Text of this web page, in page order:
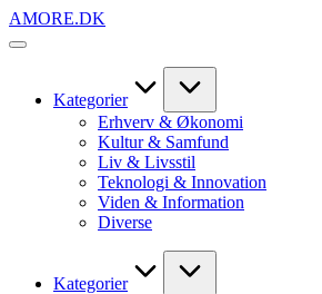
Skip
to
AMORE.DK
For
Kategorier
Erhverv & Økonomi
Kultur & Samfund
Liv & Livsstil
Teknologi & Innovation
Viden & Information
Diverse
Kategorier